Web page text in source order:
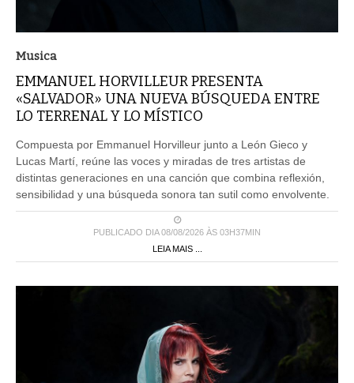
Musica
EMMANUEL HORVILLEUR PRESENTA
«SALVADOR» UNA NUEVA BÚSQUEDA ENTRE
LO TERRENAL Y LO MÍSTICO
Compuesta por Emmanuel Horvilleur junto a León Gieco y
Lucas Martí, reúne las voces y miradas de tres artistas de
distintas generaciones en una canción que combina reflexión,
sensibilidad y una búsqueda sonora tan sutil como envolvente.
PUBLICADO DIA 08/08/2026 ÀS 03H37MIN
LEIA MAIS ...